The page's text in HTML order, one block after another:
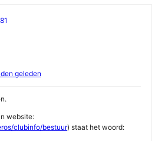
geleden
website:
clubinfo/bestuur) staat het woord: